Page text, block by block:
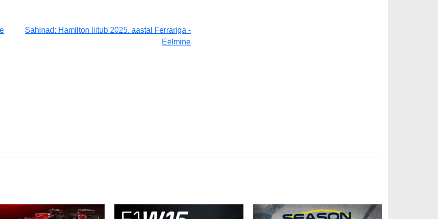
Sahinad: Hamilton liitub 2025. aastal Ferrariga -
Eelmine